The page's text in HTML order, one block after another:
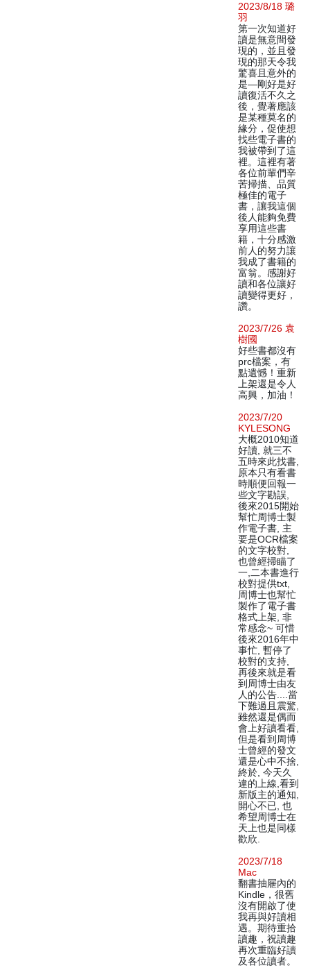
2023/8/18 璐
羽
第一次知道好
讀是無意間發
現的，並且發
現的那天令我
驚喜且意外的
是—剛好是好
讀復活不久之
後，覺著應該
是某種莫名的
緣分，促使想
找些電子書的
我被帶到了這
裡。這裡有著
各位前輩們辛
苦掃描、品質
極佳的電子
書，讓我這個
後人能夠免費
享用這些書
籍，十分感激
前人的努力讓
我成了書籍的
富翁。感謝好
讀和各位讓好
讀變得更好，
讚。
2023/7/26 袁
樹國
好些書都沒有
prc檔案，有
點遺憾！重新
上架還是令人
高興，加油！
2023/7/20
KYLESONG
大概2010知道
好讀, 就三不
五時來此找書,
原本只有看書
時順便回報一
些文字勘誤,
後來2015開始
幫忙周博士製
作電子書, 主
要是OCR檔案
的文字校對,
也曾經掃瞄了
一,二本書進行
校對提供txt,
周博士也幫忙
製作了電子書
格式上架, 非
常感念~ 可惜
後來2016年中
事忙, 暫停了
校對的支持,
再後來就是看
到周博士由友
人的公告....當
下難過且震驚,
雖然還是偶而
會上好讀看看,
但是看到周博
士曾經的發文
還是心中不捨,
終於, 今天久
違的上線,看到
新版主的通知,
開心不已, 也
希望周博士在
天上也是同樣
歡欣.
2023/7/18
Mac
翻書抽屜內的
Kindle，很舊
沒有開啟了使
我再與好讀相
遇。期待重拾
讀趣，祝讀趣
再次重臨好讀
及各位讀者。